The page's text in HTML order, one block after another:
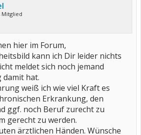
Mitglied
hier im Forum,
kann ich Dir leider nichts
meldet sich noch jemand
hat.
weiß ich wie viel Kraft es
Erkrankung, den
ggf. noch Beruf zurecht zu
gerecht zu werden.
ärztlichen Händen. Wünsche